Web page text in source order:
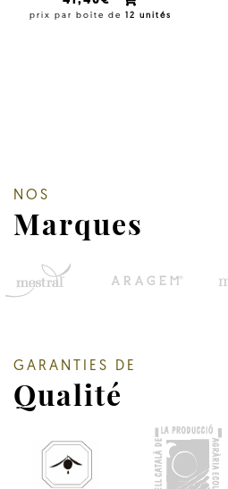
prix par boîte de 12 unités
NOS
Marques
GARANTIES DE
Qualité